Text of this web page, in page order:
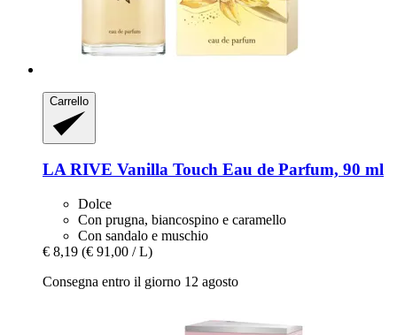
Carrello
LA RIVE Vanilla Touch Eau de Parfum, 90 ml
Dolce
Con prugna, biancospino e caramello
Con sandalo e muschio
€ 8,19 (€ 91,00 / L)
Consegna entro il giorno 12 agosto